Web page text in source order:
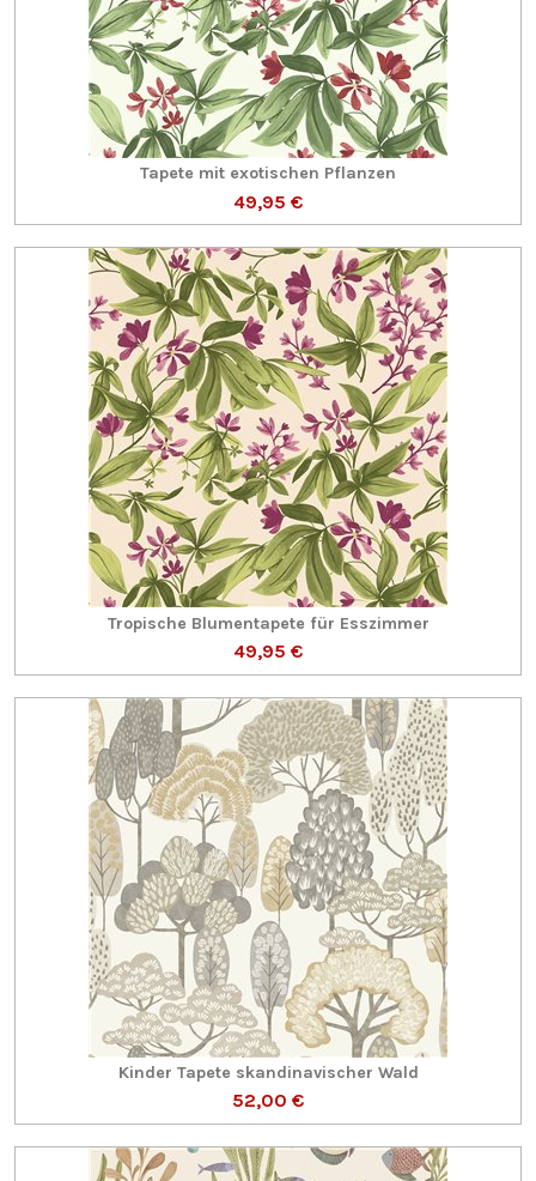
Tapete mit exotischen Pflanzen
49,95 €
Tropische Blumentapete für Esszimmer
49,95 €
Kinder Tapete skandinavischer Wald
52,00 €